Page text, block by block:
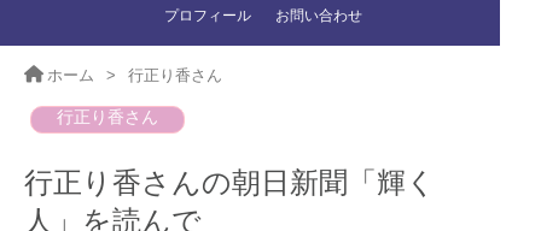
プロフィール
お問い合わせ
ホーム > 行正り香さん
行正り香さん
行正り香さんの朝日新聞「輝く
人」を読んで